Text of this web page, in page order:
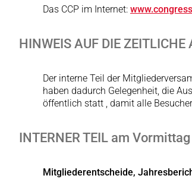
Das CCP im Internet:
HINWEIS AUF DIE ZEITLICHE
Der interne Teil der
haben dadurch Gelegenheit, die
öffentlich statt , damit alle
INTERNER TEIL am Vormittag
Mitgliederentscheide,